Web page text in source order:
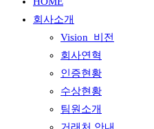
회사소개
Vision_비전
회사연혁
인증현황
수상현황
팀원소개